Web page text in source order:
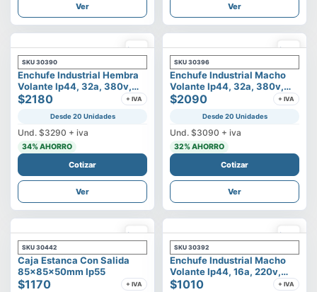
Ver Ver
SKU 30390
Enchufe Industrial Hembra
Volante Ip44, 32a, 380v,
3p+t
$2180 + IVA
Desde 20 Unidades
Und. $3290 + iva
34% AHORRO
Cotizar
Ver
SKU 30396
Enchufe Industrial Macho
Volante Ip44, 32a, 380v,
3p+t
$2090 + IVA
Desde 20 Unidades
Und. $3090 + iva
32% AHORRO
Cotizar
Ver
SKU 30442
Caja Estanca Con Salida
85x85x50mm Ip55
$1170 + IVA
SKU 30392
Enchufe Industrial Macho
Volante Ip44, 16a, 220v,
2p+t
$1010 + IVA